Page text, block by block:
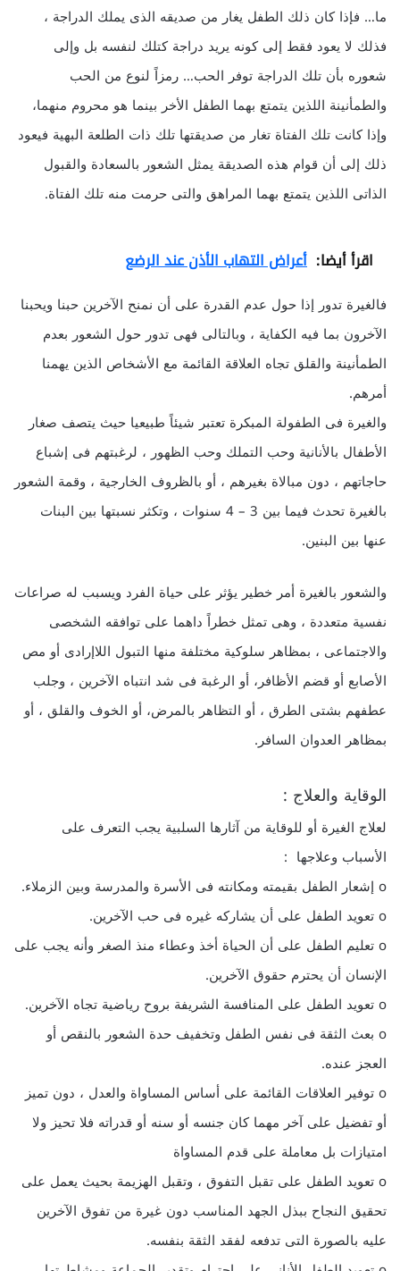
ما… فإذا كان ذلك الطفل يغار من صديقه الذى يملك الدراجة ،
فذلك لا يعود فقط إلى كونه يريد دراجة كتلك لنفسه بل وإلى
شعوره بأن تلك الدراجة توفر الحب… رمزاً لنوع من الحب
والطمأنينة اللذين يتمتع بهما الطفل الأخر بينما هو محروم منهما،
وإذا كانت تلك الفتاة تغار من صديقتها تلك ذات الطلعة البهية فيعود
ذلك إلى أن قوام هذه الصديقة يمثل الشعور بالسعادة والقبول
الذاتى اللذين يتمتع بهما المراهق والتى حرمت منه تلك الفتاة.
اقرأ أيضا: أعراض التهاب الأذن عند الرضع
فالغيرة تدور إذا حول عدم القدرة على أن نمنح الآخرين حبنا ويحبنا
الآخرون بما فيه الكفاية ، وبالتالى فهى تدور حول الشعور بعدم
الطمأنينة والقلق تجاه العلاقة القائمة مع الأشخاص الذين يهمنا
أمرهم.
والغيرة فى الطفولة المبكرة تعتبر شيئاً طبيعيا حيث يتصف صغار
الأطفال بالأنانية وحب التملك وحب الظهور ، لرغبتهم فى إشباع
حاجاتهم ، دون مبالاة بغيرهم ، أو بالظروف الخارجية ، وقمة الشعور
بالغيرة تحدث فيما بين 3 – 4 سنوات ، وتكثر نسبتها بين البنات
عنها بين البنين.
والشعور بالغيرة أمر خطير يؤثر على حياة الفرد ويسبب له صراعات
نفسية متعددة ، وهى تمثل خطراً داهما على توافقه الشخصى
والاجتماعى ، بمظاهر سلوكية مختلفة منها التبول اللاإرادى أو مص
الأصابع أو قضم الأظافر، أو الرغبة فى شد انتباه الآخرين ، وجلب
عطفهم بشتى الطرق ، أو التظاهر بالمرض، أو الخوف والقلق ، أو
بمظاهر العدوان السافر.
الوقاية والعلاج :
لعلاج الغيرة أو للوقاية من آثارها السلبية يجب التعرف على
الأسباب وعلاجها :
o إشعار الطفل بقيمته ومكانته فى الأسرة والمدرسة وبين الزملاء.
o تعويد الطفل على أن يشاركه غيره فى حب الآخرين.
o تعليم الطفل على أن الحياة أخذ وعطاء منذ الصغر وأنه يجب على
الإنسان أن يحترم حقوق الآخرين.
o تعويد الطفل على المنافسة الشريفة بروح رياضية تجاه الآخرين.
o بعث الثقة فى نفس الطفل وتخفيف حدة الشعور بالنقص أو
العجز عنده.
o توفير العلاقات القائمة على أساس المساواة والعدل ، دون تميز
أو تفضيل على آخر مهما كان جنسه أو سنه أو قدراته فلا تحيز ولا
امتيازات بل معاملة على قدم المساواة
o تعويد الطفل على تقبل التفوق ، وتقبل الهزيمة بحيث يعمل على
تحقيق النجاح ببذل الجهد المناسب دون غيرة من تفوق الآخرين
عليه بالصورة التى تدفعه لفقد الثقة بنفسه.